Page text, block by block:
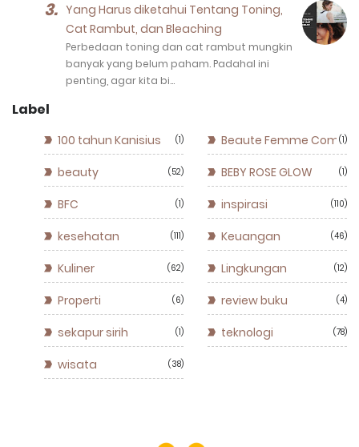
Yang Harus diketahui Tentang Toning,
Cat Rambut, dan Bleaching
Perbedaan toning dan cat rambut mungkin
banyak yang belum paham. Padahal ini
penting, agar kita bi…
Label
100 tahun Kanisius 1 Beaute Femme 1
beauty 52 BEBY ROSE GLOW 1
BFC 1 inspirasi 110
kesehatan 111 Keuangan 46
Kuliner 62 Lingkungan 12
Properti 6 review buku 4
sekapur sirih 1 teknologi 78
wisata 38